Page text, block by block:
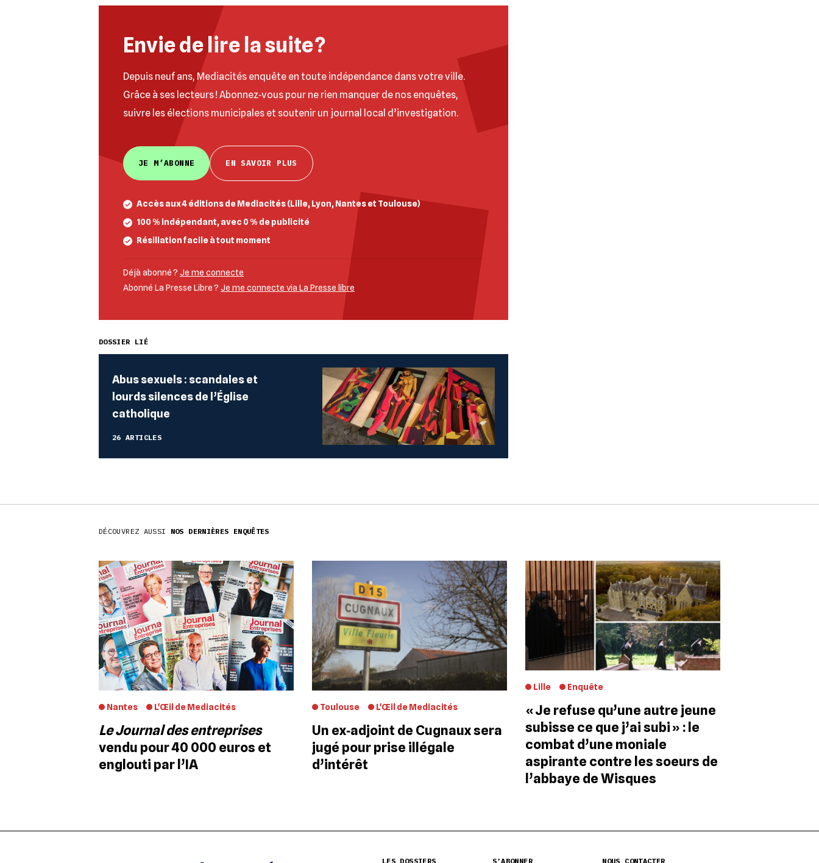
Envie de lire la suite ?
Depuis neuf ans, Mediacités enquête en toute indépendance dans votre ville.
Grâce à ses lecteurs ! Abonnez‐vous pour ne rien manquer de nos enquêtes,
suivre les élections municipales et soutenir un journal local d’investigation.
JE M’ABONNE EN SAVOIR PLUS
Accès aux 4 éditions de Mediacités (Lille, Lyon, Nantes et Toulouse)
100 % indépendant, avec 0 % de publicité
Résiliation facile à tout moment
Déjà abonné ? Je me connecte
Abonné La Presse Libre ? Je me connecte via La Presse libre
DOSSIER LIÉ
Abus sexuels : scandales et
lourds silences de l’Église
catholique
26 ARTICLES
DÉCOUVREZ AUSSI NOS DERNIÈRES ENQUÊTES
Nantes L'Œil de Mediacités
Le Journal des entreprises
vendu pour 40 000 euros et
englouti par l’IA
Toulouse L'Œil de Mediacités
Un ex‐adjoint de Cugnaux sera
jugé pour prise illégale
d’intérêt
Lille Enquête
« Je refuse qu’une autre jeune
subisse ce que j’ai subi » : le
combat d’une moniale
aspirante contre les soeurs de
l’abbaye de Wisques
LES DOSSIERS S’ABONNER NOUS CONTACTER